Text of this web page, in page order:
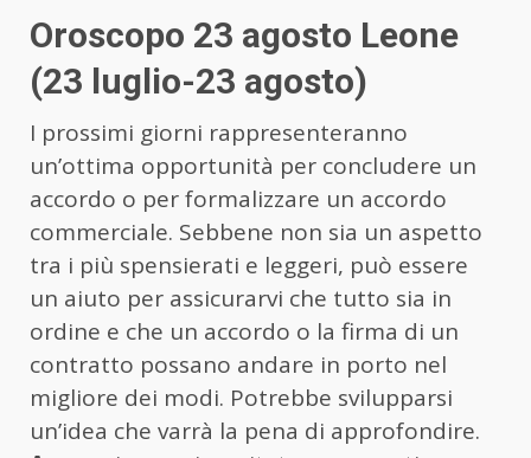
Oroscopo 23 agosto Leone
(23 luglio-23 agosto)
I prossimi giorni rappresenteranno
un’ottima opportunità per concludere un
accordo o per formalizzare un accordo
commerciale. Sebbene non sia un aspetto
tra i più spensierati e leggeri, può essere
un aiuto per assicurarvi che tutto sia in
ordine e che un accordo o la firma di un
contratto possano andare in porto nel
migliore dei modi. Potrebbe svilupparsi
un’idea che varrà la pena di approfondire.